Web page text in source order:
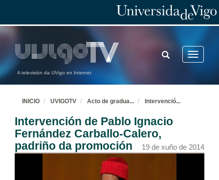
A televisión da UVigo en Internet
Toggle
TOGGLE
SEARCH
INICIO UVIGOTV Acto de gradua... Intervenció...
Intervención de Pablo Ignacio
Fernández Carballo-Calero,
padriño da promoción
19 de xuño de 2014